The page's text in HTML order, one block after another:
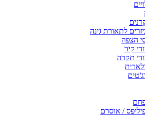
לתאורת גינה
הצפה
קיר
תקרה
/ אוסרם